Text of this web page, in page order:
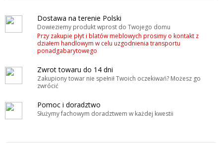
Dostawa na terenie Polski
Dowieziemy produkt wprost do Twojego domu
Przy zakupie płyt i blatów meblowych prosimy o kontakt z
działem handlowym w celu uzgodnienia transportu
ponadgabarytowego
Zwrot towaru do 14 dni
Zakupiony towar nie spełnił Twoich oczekiwań? Możesz go
zwrócić
Pomoc i doradztwo
Służymy fachowym doradztwem w każdej kwestii